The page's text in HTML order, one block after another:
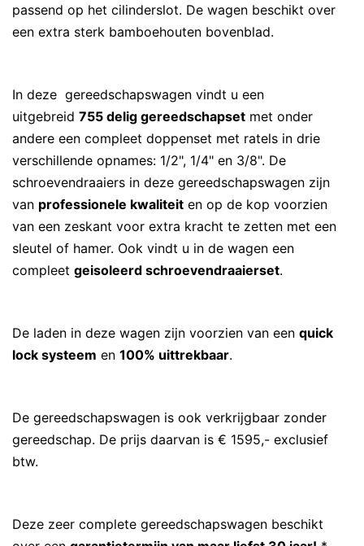
passend op het cilinderslot. De wagen beschikt over
een extra sterk bamboehouten bovenblad.
In deze gereedschapswagen vindt u een
uitgebreid 755 delig gereedschapset met onder
andere een compleet doppenset met ratels in drie
verschillende opnames: 1/2", 1/4" en 3/8". De
schroevendraaiers in deze gereedschapswagen zijn
van professionele kwaliteit en op de kop voorzien
van een zeskant voor extra kracht te zetten met een
sleutel of hamer. Ook vindt u in de wagen een
compleet geisoleerd schroevendraaierset.
De laden in deze wagen zijn voorzien van een quick
lock systeem en 100% uittrekbaar.
De gereedschapswagen is ook verkrijgbaar zonder
gereedschap. De prijs daarvan is € 1595,- exclusief
btw.
Deze zeer complete gereedschapswagen beschikt